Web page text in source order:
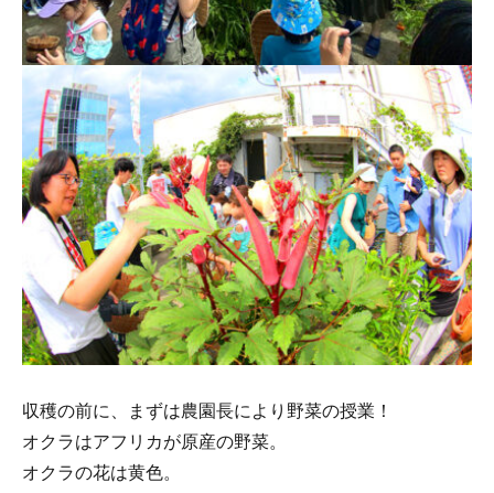
収穫の前に、まずは農園長により野菜の授業！
オクラはアフリカが原産の野菜。
オクラの花は黄色。